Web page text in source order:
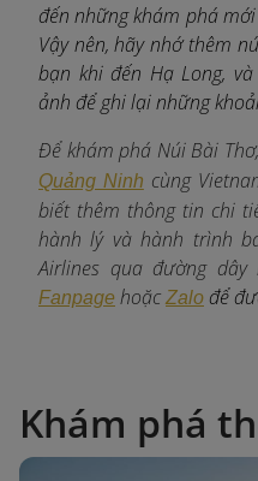
đến những khám phá
Vậy nên, hãy nhớ thêm
bạn khi đến Hạ Long,
ảnh để ghi lại những
Để khám phá Núi Bài
Quảng Ninh cùng
biết thêm thông tin chi
hành lý và hành trình
Airlines qua đường
Fanpage hoặc Zalo để
Khám phá